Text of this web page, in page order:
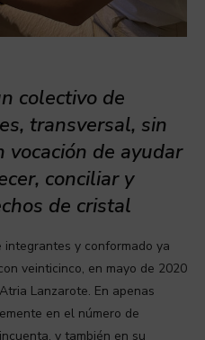
colectivo de
transversal, sin
vocación de ayudar
conciliar y
de cristal
y conformado ya
veinticinco, en mayo de 2020
Lanzarote. En apenas
en el número de
y también en su